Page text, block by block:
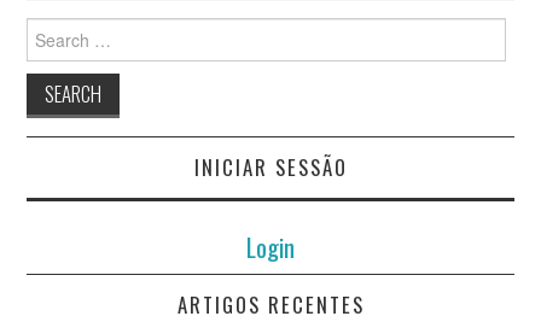
Search
for:
INICIAR SESSÃO
Login
ARTIGOS RECENTES